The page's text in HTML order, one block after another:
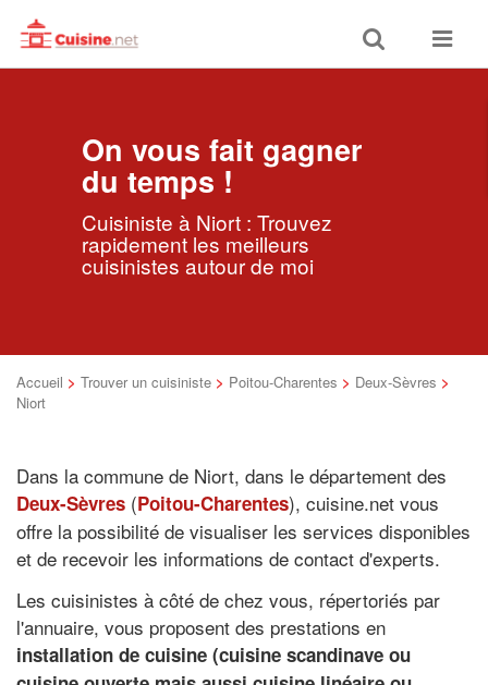
Toggle
search
Toggle
On vous fait gagner
du temps !
Cuisiniste à Niort : Trouvez
rapidement les meilleurs
cuisinistes autour de moi
Accueil > Trouver un cuisiniste > Poitou-Charentes > Deux-Sèvres >
Niort
Dans la commune de Niort, dans le département des
Deux-Sèvres (Poitou-Charentes), cuisine.net vous
offre la possibilité de visualiser les services disponibles
et de recevoir les informations de contact d'experts.
Les cuisinistes à côté de chez vous, répertoriés par
l'annuaire, vous proposent des prestations en
installation de cuisine (cuisine scandinave ou